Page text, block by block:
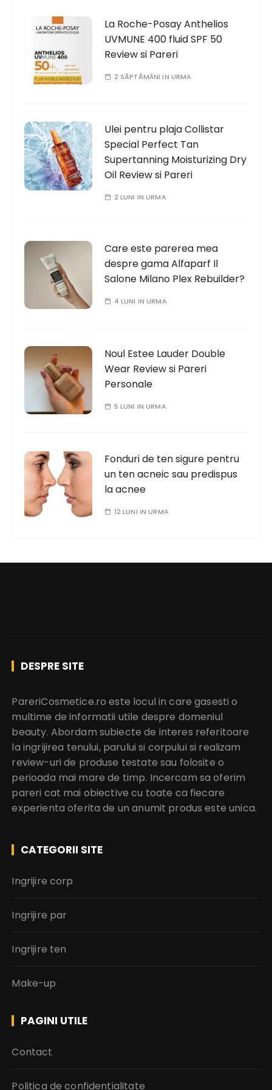
La Roche-Posay Anthelios
UVMUNE 400 fluid SPF 50
Review si Pareri
2 SĂPTĂMÂNI IN URMA
Ulei pentru plaja Collistar
Special Perfect Tan
Supertanning Moisturizing Dry
Oil Review si Pareri
2 LUNI IN URMA
Care este parerea mea
despre gama Alfaparf Il
Salone Milano Plex Rebuilder?
4 LUNI IN URMA
Noul Estee Lauder Double
Wear Review si Pareri
Personale
5 LUNI IN URMA
Fonduri de ten sigure pentru
un ten acneic sau predispus
la acnee
12 LUNI IN URMA
DESPRE SITE
PareriCosmetice.ro este locul in care gasesti o
multime de informatii utile despre domeniul
beauty. Abordam subiecte de interes referitoare
la ingrijirea tenului, parului si corpului si realizam
review-uri de produse testate sau folosite o
perioada mai mare de timp. Incercam sa oferim
pareri cat mai obiective cu toate ca fiecare
experienta oferita de un anumit produs este unica.
CATEGORII SITE
Ingrijire corp
Ingrijire par
Ingrijire ten
Make-up
PAGINI UTILE
Contact
Politica de confidentialitate